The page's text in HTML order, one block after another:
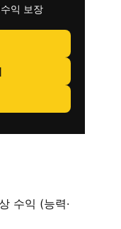
익 보장
수익 (능력·